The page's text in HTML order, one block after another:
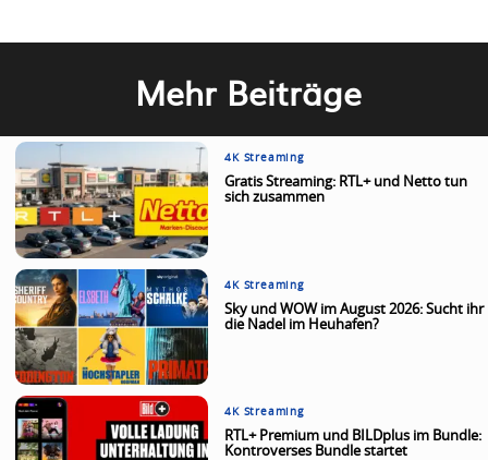
Mehr Beiträge
4K Streaming
Gratis Streaming: RTL+ und Netto tun
sich zusammen
4K Streaming
Sky und WOW im August 2026: Sucht ihr
die Nadel im Heuhafen?
4K Streaming
RTL+ Premium und BILDplus im Bundle:
Kontroverses Bundle startet